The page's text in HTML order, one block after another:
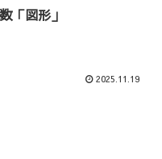
「図形」
2025.11.19